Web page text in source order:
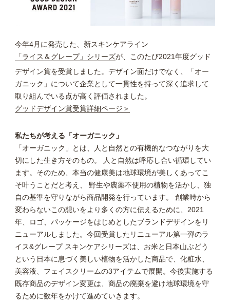
今年4月に発売した、新スキンケアライン
「ライス＆グレープ」シリーズが、このたび2021年度グッド
デザイン賞を受賞しました。デザイン面だけでなく、「オー
ガニック」について企業として一貫性を持って深く追求して
取り組んでいる点が高く評価されました。
グッドデザイン賞受賞詳細ページ＞
私たちが考える「オーガニック」
「オーガニック」とは、人と自然との有機的なつながりを大
切にした生き方そのもの。 人と自然は呼応し合い循環してい
ます。そのため、本当の健康美は地球環境が美しくあってこ
そ叶うことだと考え、 野生や農薬不使用の植物を活かし、独
自の基準を守りながら商品開発を行っています。 創業時から
変わらないこの想いをより多くの方に伝えるために、2021
年、ロゴ、パッケージをはじめとしたブランドデザインをリ
ニューアルしました。今回受賞したリニューアル第一弾のラ
イス&グレープ スキンケアシリーズは、お米と日本山ぶどう
という日本に息づく美しい植物を活かした商品で、化粧水、
美容液、フェイスクリームの3アイテムで展開。今後実施する
既存商品のデザイン変更は、商品の廃棄を避け地球環境を守
るために数年をかけて進めていきます。